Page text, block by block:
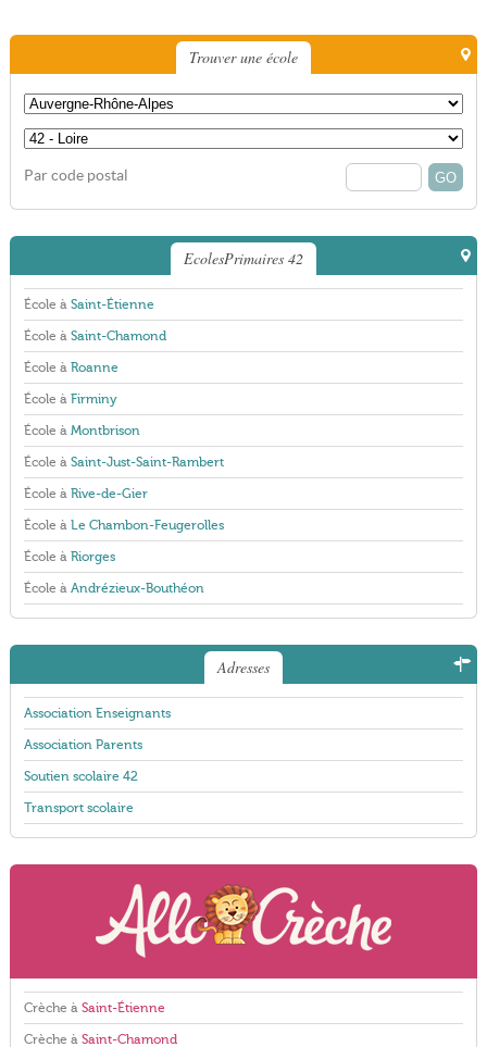
Trouver une école
Par code postal
EcolesPrimaires 42
École à Saint-Étienne
École à Saint-Chamond
École à Roanne
École à Firminy
École à Montbrison
École à Saint-Just-Saint-Rambert
École à Rive-de-Gier
École à Le Chambon-Feugerolles
École à Riorges
École à Andrézieux-Bouthéon
Adresses
Association Enseignants
Association Parents
Soutien scolaire 42
Transport scolaire
Crèche à Saint-Étienne
Crèche à Saint-Chamond